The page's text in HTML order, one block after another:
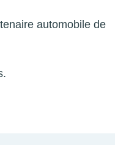
automobile de